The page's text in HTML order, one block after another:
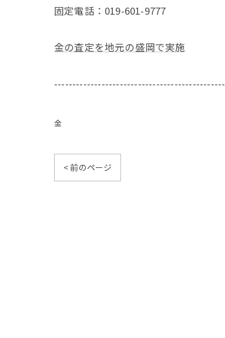
固定電話：019-601-9777
金の査定を地元の盛岡で実施
金
< 前のページ